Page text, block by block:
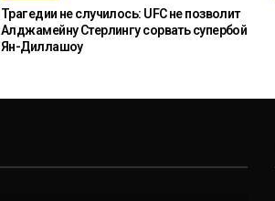
Трагедии не случилось: UFC не позволит
Алджамейну Стерлингу сорвать супербой
Ян-Диллашоу